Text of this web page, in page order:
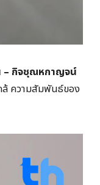
– กิจชุณหกาญจน์
ล้ ความสัมพันธ์ของ